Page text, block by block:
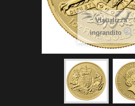
Visualizza
ingrandito